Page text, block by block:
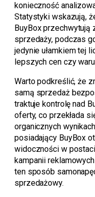
konieczność
Statystyki wskazują,
BuyBox
sprzedaży, podczas
jedynie ułamkiem tej
lepszych cen czy
Warto podkreślić, że
samą sprzedaż
traktuje kontrolę nad
oferty, co przekłada
organicznych
posiadający BuyBox
widoczności w
kampanii
ten sposób
sprzedażowy.